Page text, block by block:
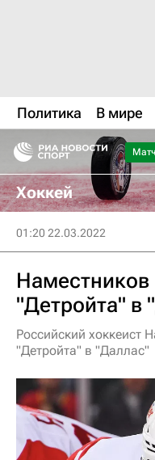
Политика В мире
Хоккей
01:20 22.03.2022
"Детройта" в
Российский хоккеист
"Детройта" в "Даллас"